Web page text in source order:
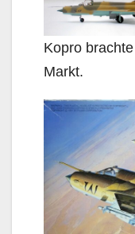
Kopro
Markt.